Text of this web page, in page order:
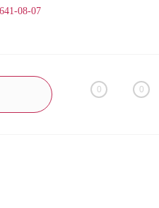
08-07
0 0